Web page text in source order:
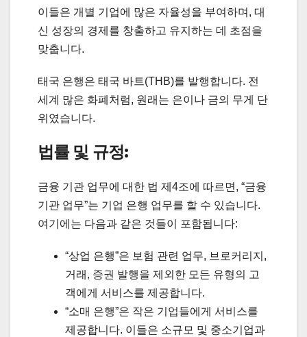
이들은 개별 기업에 많은 자율성을 부여하며, 대
신 성장의 경제를 창출하고 유지하는 데 초점을
맞춥니다.
태국 은행은 태국 바트(THB)를 발행합니다. 전
세계 많은 화폐처럼, 원래는 은이나 금의 무게 단
위였습니다.
법률 및 규정:
금융 기관 업무에 대한 법 제4조에 따르면, “금융
기관 업무”는 기업 은행 업무를 할 수 있습니다.
여기에는 다음과 같은 것들이 포함됩니다:
“상업 은행”은 보험 관련 업무, 브로커리지,
거래, 증권 발행을 제외한 모든 유형의 고
객에게 서비스를 제공합니다.
“소매 은행”은 작은 기업들에게 서비스를
제공합니다. 이들은 소규모 및 중소기업과